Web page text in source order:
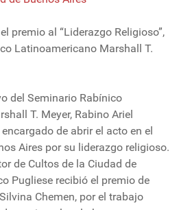
premio al “Liderazgo Religioso”,
Latinoamericano Marshall T.
del Seminario Rabínico
T. Meyer, Rabino Ariel
de abrir el acto en el
Aires por su liderazgo religioso.
de Cultos de la Ciudad de
Pugliese recibió el premio de
Chemen, por el trabajo